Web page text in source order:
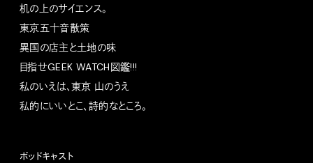
机の上のサイエンス。
東京五十音散策
異国の店主と土地の味
目指せGEEK WATCH図鑑!!!
私のいえは、東京 山のうえ
私的にいいとこ、詩的なところ。
ポッドキャスト